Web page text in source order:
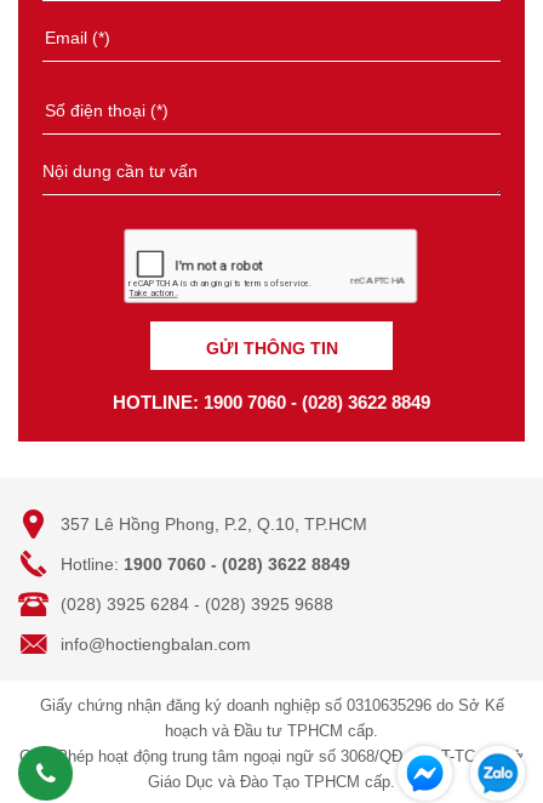
GỬI THÔNG TIN
HOTLINE: 1900 7060 - (028) 3622 8849
357 Lê Hồng Phong, P.2, Q.10, TP.HCM
Hotline: 1900 7060 - (028) 3622 8849
(028) 3925 6284 - (028) 3925 9688
info@hoctiengbalan.com
Giấy chứng nhận đăng ký doanh nghiệp số 0310635296 do Sở Kế
hoạch và Đầu tư TPHCM cấp.
Giấy Phép hoạt động trung tâm ngoại ngữ số 3068/QĐ-GDĐT-TC do Sở
Giáo Dục và Đào Tạo TPHCM cấp.